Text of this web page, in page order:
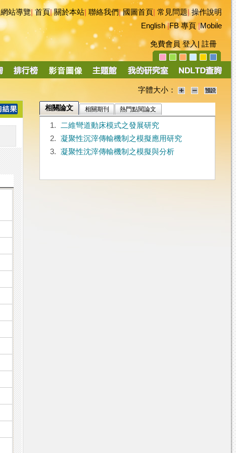
網站導覽|首頁|關於本站 聯絡我們|國圖首頁 常見問題|操作說明
English|FB 專頁|Mobile
免費會員 登入 註冊
字體大小：
相關論文 相關期刊 熱門點閱論文
1.
二維彎道動床模式之發展研究
2.
凝聚性沉滓傳輸機制之模擬應用研究
3.
凝聚性沈滓傳輸機制之模擬與分析